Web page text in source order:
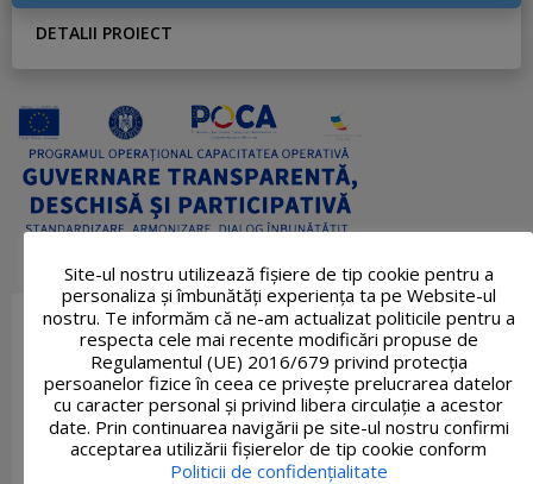
DETALII PROIECT
Site-ul nostru utilizează fişiere de tip cookie pentru a
personaliza și îmbunătăți experiența ta pe Website-ul
nostru. Te informăm că ne-am actualizat politicile pentru a
respecta cele mai recente modificări propuse de
Regulamentul (UE) 2016/679 privind protecția
persoanelor fizice în ceea ce privește prelucrarea datelor
cu caracter personal și privind libera circulație a acestor
date. Prin continuarea navigării pe site-ul nostru confirmi
acceptarea utilizării fişierelor de tip cookie conform
Politicii de confidențialitate